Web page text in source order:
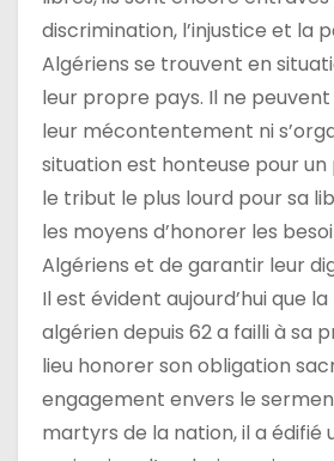
discrimination, l’injustice et la
Algériens se trouvent en
leur propre pays. Il ne
leur mécontentement ni
situation est honteuse pour un
le tribut le plus lourd pour sa
les moyens d’honorer les
Algériens et de garantir leur
Il est évident aujourd’hui que
algérien depuis 62 a failli à sa
lieu honorer son obligation
engagement envers le
martyrs de la nation, il a édifié